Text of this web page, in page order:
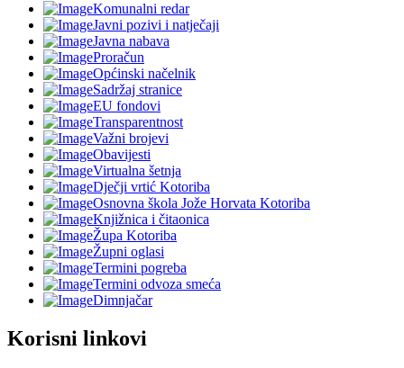
Komunalni redar
Javni pozivi i natječaji
Javna nabava
Proračun
Općinski načelnik
Sadržaj stranice
EU fondovi
Transparentnost
Važni brojevi
Obavijesti
Virtualna šetnja
Dječji vrtić Kotoriba
Osnovna škola Jože Horvata Kotoriba
Knjižnica i čitaonica
Župa Kotoriba
Župni oglasi
Termini pogreba
Termini odvoza smeća
Dimnjačar
Korisni linkovi